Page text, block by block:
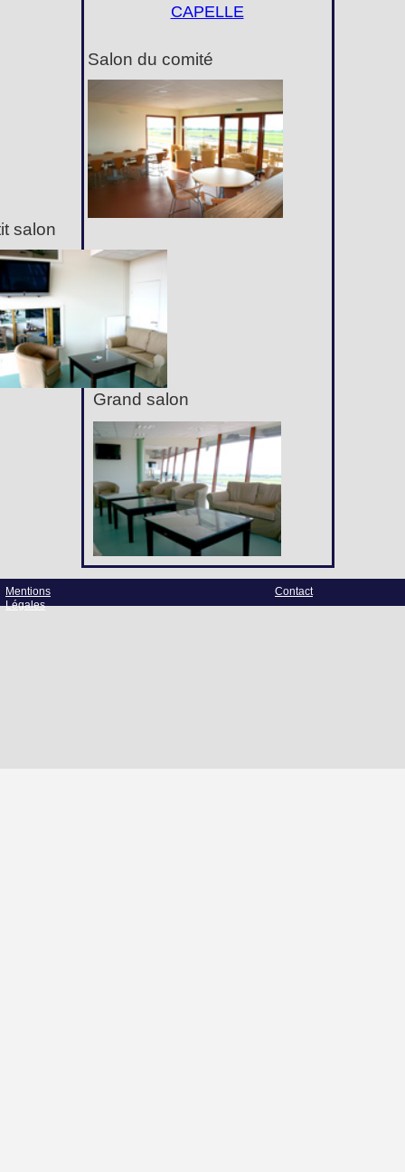
CAPELLE
Salon du comité
salon
Grand salon
Mentions
Légales
Contact